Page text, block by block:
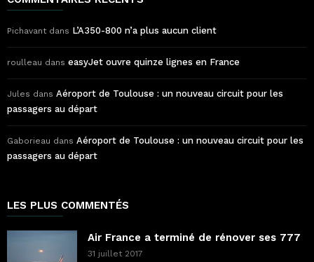
Pichavant dans L’A350-800 n’a plus aucun client
roulleau dans easyJet ouvre quinze lignes en France
Jules dans Aéroport de Toulouse : un nouveau circuit pour les
passagers au départ
Gaborieau dans Aéroport de Toulouse : un nouveau circuit pour les
passagers au départ
LES PLUS COMMENTÉS
Air France a terminé de rénover ses 777
31 juillet 2017